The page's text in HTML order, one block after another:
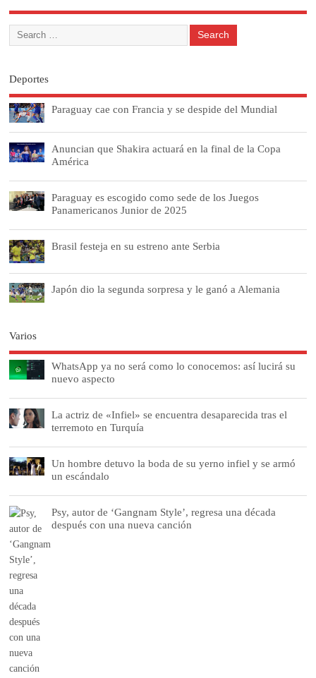
Deportes
Paraguay cae con Francia y se despide del Mundial
Anuncian que Shakira actuará en la final de la Copa
América
Paraguay es escogido como sede de los Juegos
Panamericanos Junior de 2025
Brasil festeja en su estreno ante Serbia
Japón dio la segunda sorpresa y le ganó a Alemania
Varios
WhatsApp ya no será como lo conocemos: así lucirá su
nuevo aspecto
La actriz de «Infiel» se encuentra desaparecida tras el
terremoto en Turquía
Un hombre detuvo la boda de su yerno infiel y se armó
un escándalo
Psy, autor de ‘Gangnam Style’, regresa una década
después con una nueva canción